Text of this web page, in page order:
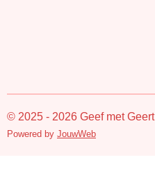
© 2025 - 2026 Geef met Geert
Powered by JouwWeb